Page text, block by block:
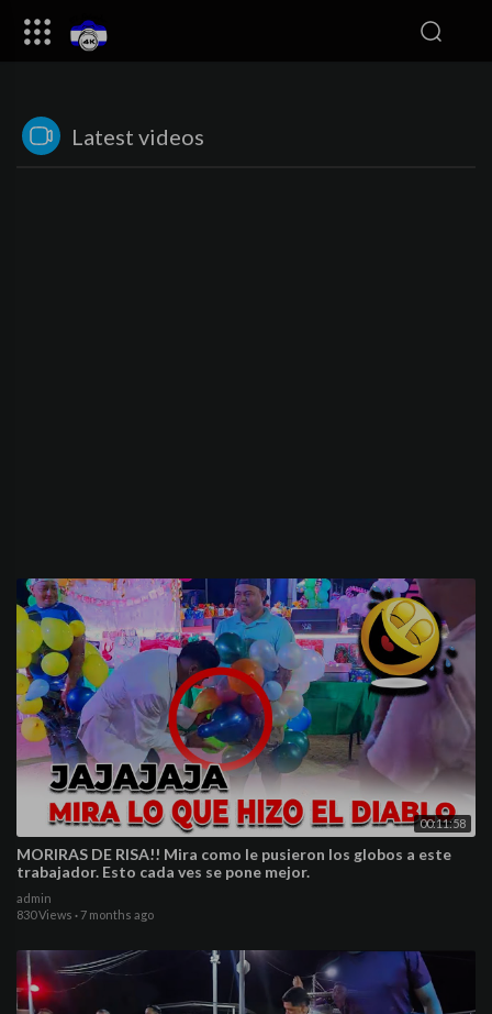
Latest videos
00:11:58
MORIRAS DE RISA!! Mira como le pusieron los globos a este
trabajador. Esto cada ves se pone mejor.
admin
830 Views ·7 months ago